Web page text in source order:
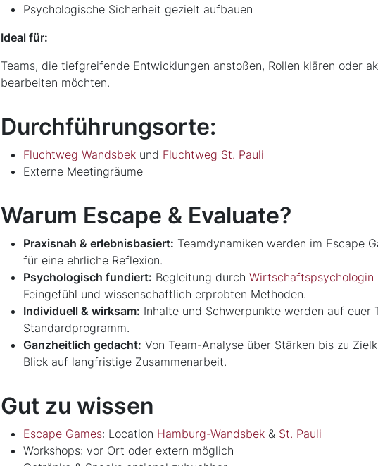
Psychologische Sicherheit gezielt aufbauen
Ideal für:
Teams, die tiefgreifende Entwicklungen anstoßen, Rollen klären oder
bearbeiten möchten.
Durchführungsorte:
Fluchtweg Wandsbek und Fluchtweg St. Pauli
Externe Meetingräume
Warum Escape & Evaluate?
Praxisnah & erlebnisbasiert: Teamdynamiken werden im Escape
für eine ehrliche Reflexion.
Psychologisch fundiert: Begleitung durch Wirtschaftspsychologin
Feingefühl und wissenschaftlich erprobten Methoden.
Individuell & wirksam: Inhalte und Schwerpunkte werden auf euer
Standardprogramm.
Ganzheitlich gedacht: Von Team-Analyse über Stärken bis zu
Blick auf langfristige Zusammenarbeit.
Gut zu wissen
Escape Games: Location Hamburg-Wandsbek & St. Pauli
Workshops: vor Ort oder extern möglich